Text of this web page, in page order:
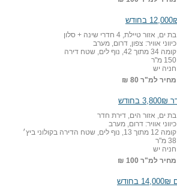
בת ים, אזור טיילת, 4 חדרי שינה + סלון
כיווני אוויר: צפון, דרום, מערב
קומה 34 מתוך 42, נוף לים, שטח דירה
150 מ"ר
חניה יש
מחיר למ"ר 80 ₪
בת ים, אזור הים, דירת חדר
כיווני אוויר: דרום, מערב
קומה 12 מתוך 13, נוף לים, שטח הדירה בקולוני ביץ׳
38 מ"ר
חניה יש
מחיר למ"ר 100 ₪